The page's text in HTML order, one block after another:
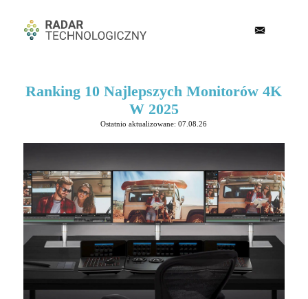
Ranking 10 Najlepszych Monitorów 4K
W 2025
Ostatnio aktualizowane: 07.08.26